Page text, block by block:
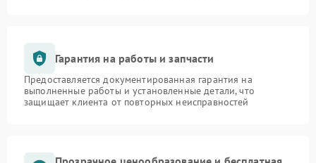
Гарантия на работы и запчасти
Предоставляется документированная гарантия на
выполненные работы и установленные детали, что
защищает клиента от повторных неисправностей